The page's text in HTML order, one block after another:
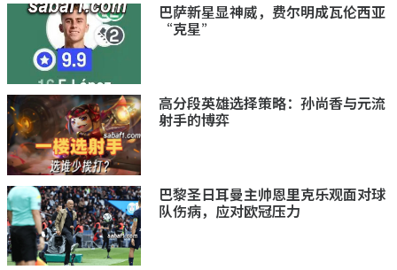
巴萨新星显神威，费尔明成瓦伦西亚
“克星”
高分段英雄选择策略：孙尚香与元流
射手的博弈
巴黎圣日耳曼主帅恩里克乐观面对球
队伤病，应对欧冠压力